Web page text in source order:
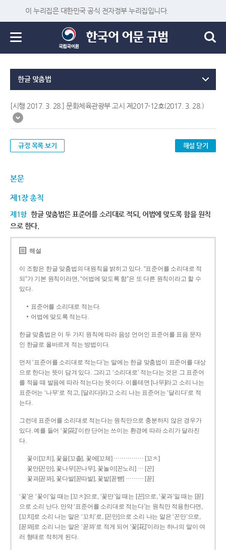
이 누리집은 대한민국 공식 전자정부 누리집입니다.
한글 맞춤법
[시행 2017. 3. 28.] 문화체육관광부 고시 제2017-12호(2017. 3. 28.)
규정 목록 보기 해설 닫기
본문
제1장 총칙
제1항 한글 맞춤법은 표준어를 소리대로 적되, 어법에 맞도록 함을 원칙
으로 한다.
해설
이 조항은 한글 맞춤법의 대원칙을 밝히고 있다. “표준어를 소리대로 적
되”가 기본 원칙이라면, “어법에 맞도록 함”은 또 다른 원칙이라고 할 수
있다.
표준어를 소리대로 적는다.
어법에 맞도록 적는다.
한글 맞춤법은 이 두 가지 원칙에 따라 음성 언어인 표준어를 표음 문자
인 한글로 올바르게 적는 방법이다.
먼저 ‘표준어를 소리대로 적는다’는 말에는 한글 맞춤법이 표준어를 대상
으로 한다는 뜻이 담겨 있다. 그리고 ‘소리대로’ 적는다는 것은 그 표준어
를 적을 때 발음에 따라 적는다는 뜻이다. 이를테면 [나무]라고 소리 나는
표준어는 ‘나무’로 적고, [달리다]라고 소리 나는 표준어는 ‘달리다’로 적
는다.
그런데 표준어를 소리대로 적는다는 원칙만으로 충분하지 않은 경우가
있다. 예를 들어 ‘꽃[花]’이란 단어는 쓰이는 환경에 따라 소리가 달라진
다.
꽃이[꼬치], 꽃을[꼬츨], 꽃에[꼬체] …………… [꼬ㅊ]
꽃만[꼰만], 꽃나무[꼰나무], 꽃놀이[꼰노리] … [꼰]
꽃과[꼳꽈], 꽃다발[꼳따발], 꽃밭[꼳빧] ……… [꼳]
‘꽃’은 ‘꽃이’일 때는 [꼬ㅊ]으로, ‘꽃만’일 때는 [꼰]으로, ‘꽃과’일 때는 [꼳]
으로 소리 난다. 만약 ‘표준어를 소리대로 적는다’는 원칙만 적용한다면,
[꼬치]로 소리 나는 말은 ‘꼬치’로, [꼰만]으로 소리 나는 말은 ‘꼰만’으로,
[꼳꽈]로 소리 나는 말은 ‘꼳꽈’로 적게 되어 ‘꽃[花]’이라는 하나의 말이 여
러 형태로 적히게 된다.